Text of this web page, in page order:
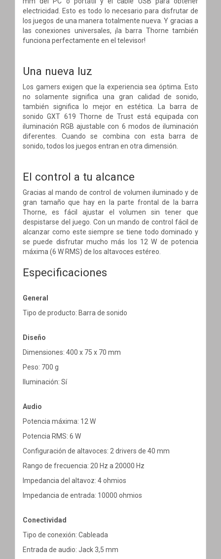
electricidad. Esto es todo lo necesario para disfrutar de
los juegos de una manera totalmente nueva. Y gracias a
las conexiones universales, ¡la barra Thorne también
funciona perfectamente en el televisor!
Una nueva luz
Los gamers exigen que la experiencia sea óptima. Esto
no solamente significa una gran calidad de sonido,
también significa lo mejor en estética. La barra de
sonido GXT 619 Thorne de Trust está equipada con
iluminación RGB ajustable con 6 modos de iluminación
diferentes. Cuando se combina con esta barra de
sonido, todos los juegos entran en otra dimensión.
El control a tu alcance
Gracias al mando de control de volumen iluminado y de
gran tamaño que hay en la parte frontal de la barra
Thorne, es fácil ajustar el volumen sin tener que
despistarse del juego. Con un mando de control fácil de
alcanzar como este siempre se tiene todo dominado y
se puede disfrutar mucho más los 12 W de potencia
máxima (6 W RMS) de los altavoces estéreo.
Especificaciones
General
Tipo de producto: Barra de sonido
Diseño
Dimensiones: 400 x 75 x 70 mm
Peso: 700 g
Iluminación: Sí
Audio
Potencia máxima: 12 W
Potencia RMS: 6 W
Configuración de altavoces: 2 drivers de 40 mm
Rango de frecuencia: 20 Hz a 20000 Hz
Impedancia del altavoz: 4 ohmios
Impedancia de entrada: 10000 ohmios
Conectividad
Tipo de conexión: Cableada
Entrada de audio: Jack 3,5 mm